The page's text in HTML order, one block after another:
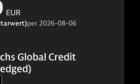
EUR
per 2026-08-06
Global Credit